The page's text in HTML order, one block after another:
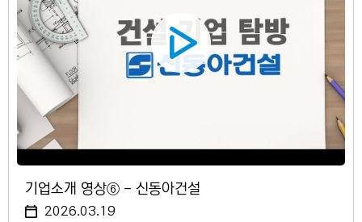
기업소개 영상⑥ - 신동아건설
2026.03.19